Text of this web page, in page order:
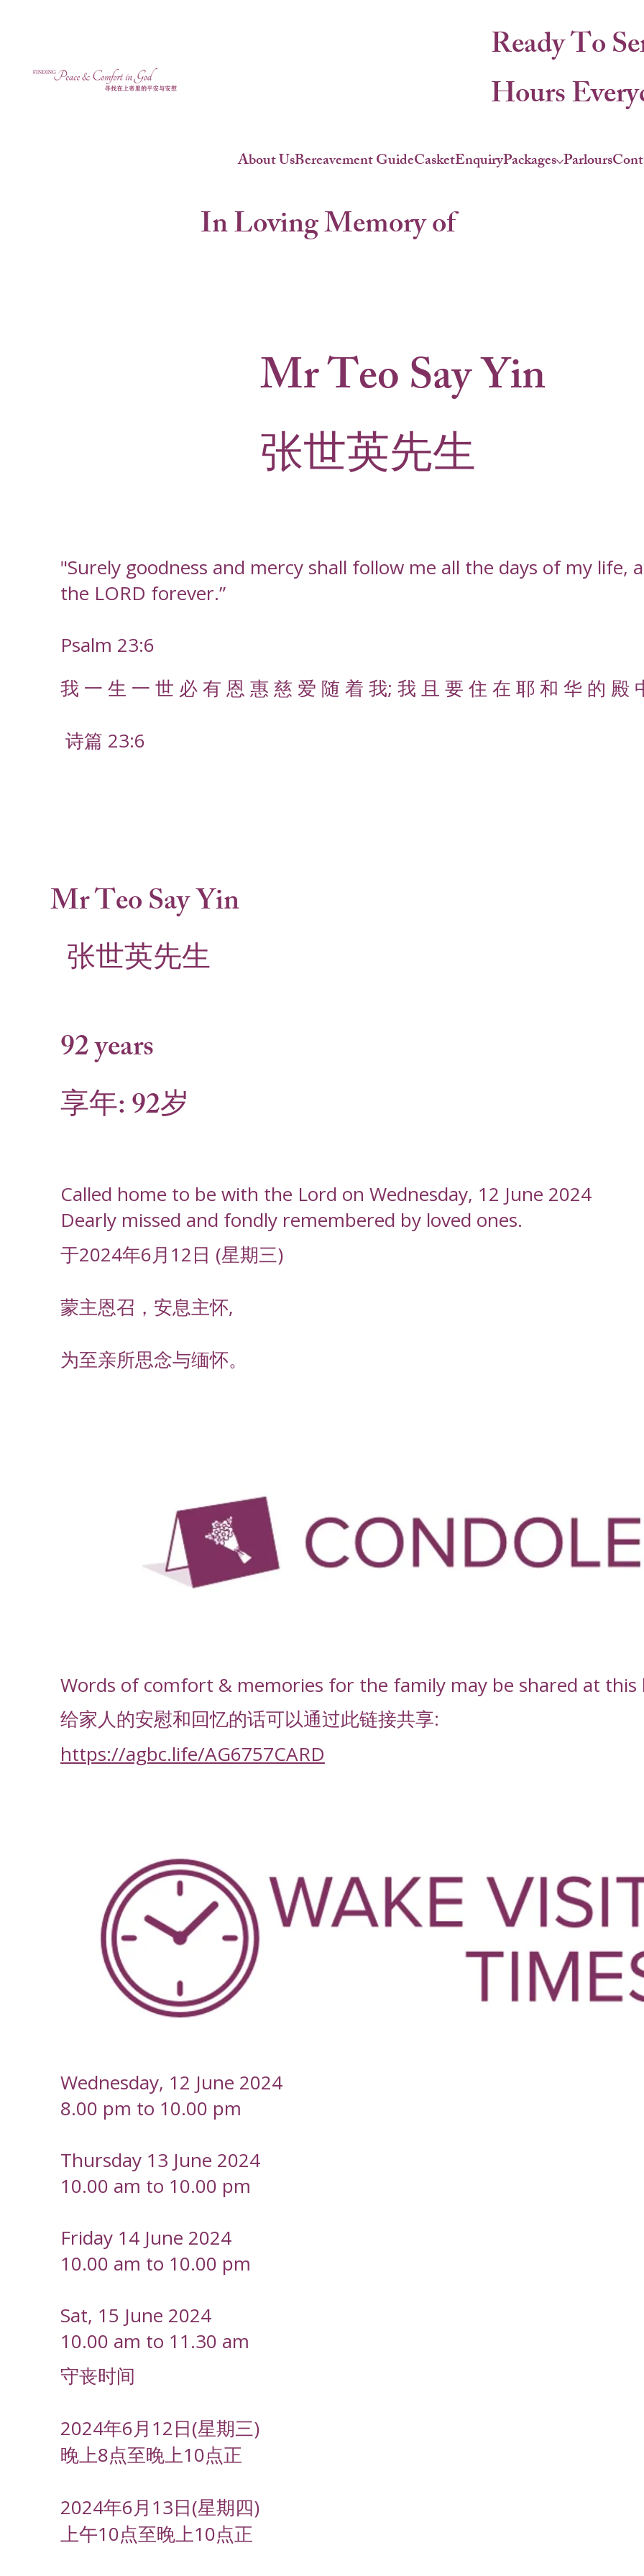
About UsBereavement GuideCasketEnquiryPackages Parlours
Ready To
Hours
In Loving Memory of
Mr Teo Say Yin
张世英先生
"Surely goodness and mercy shall follow me all the days of my life,
the LORD forever.”
Psalm 23:6
我 一 生 一 世 必 有 恩 惠 慈 爱 随 着 我; 我 且 要 住 在 耶 和 华 的 殿
诗篇 23:6
Mr Teo Say Yin
张世英先生
92 years
享年: 92岁
Called home to be with the Lord on Wednesday, 12 June 2024
Dearly missed and fondly remembered by loved ones.
于2024年6月12日 (星期三)
蒙主恩召，安息主怀,
为至亲所思念与缅怀。
Words of comfort & memories for the family may be shared at this
给家人的安慰和回忆的话可以通过此链接共享:
https://agbc.life/AG6757CARD
Wednesday, 12 June 2024
8.00 pm to 10.00 pm
Thursday 13 June 2024
10.00 am to 10.00 pm
Friday 14 June 2024
10.00 am to 10.00 pm
Sat, 15 June 2024
10.00 am to 11.30 am
守丧时间
2024年6月12日(星期三)
晚上8点至晚上10点正
2024年6月13日(星期四)
上午10点至晚上10点正